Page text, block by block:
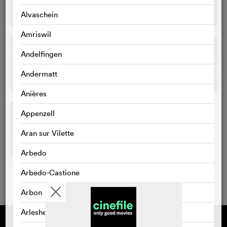
Alvaschein
Amriswil
Andelfingen
Andermatt
Anières
Appenzell
Aran sur Vilette
Arbedo
Arbedo-Castione
Arbon
Arlesheim
Gefördert von